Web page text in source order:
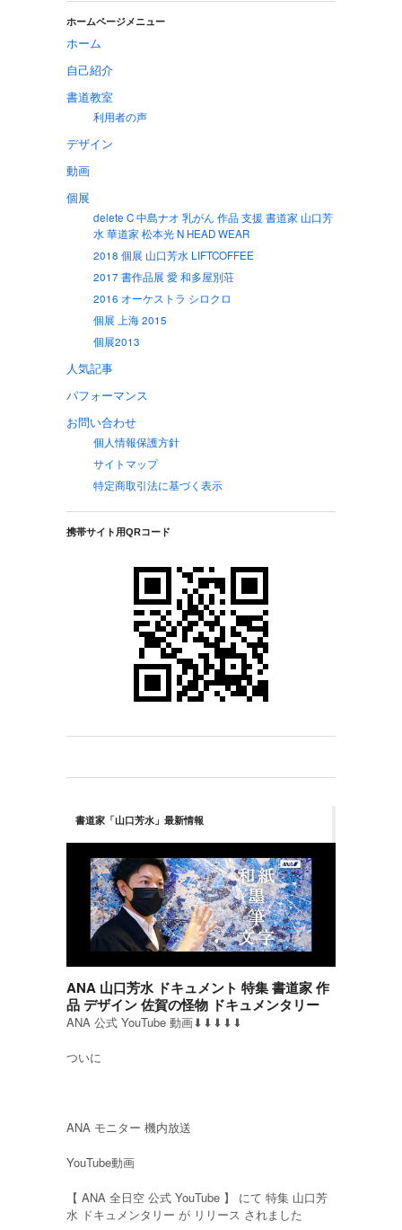
ホームページメニュー
ホーム
自己紹介
書道教室
利用者の声
デザイン
動画
個展
delete C 中島ナオ 乳がん 作品 支援 書道家 山口芳
水 華道家 松本光 N HEAD WEAR
2018 個展 山口芳水 LIFTCOFFEE
2017 書作品展 愛 和多屋別荘
2016 オーケストラ シロクロ
個展 上海 2015
個展2013
人気記事
パフォーマンス
お問い合わせ
個人情報保護方針
サイトマップ
特定商取引法に基づく表示
携帯サイト用QRコード
書道家「山口芳水」最新情報
ANA 山口芳水 ドキュメント 特集 書道家 作
品 デザイン 佐賀の怪物 ドキュメンタリー
ANA 公式 YouTube 動画⬇︎⬇︎⬇︎⬇︎⬇︎
ついに
ANA モニター 機内放送
YouTube動画
【 ANA 全日空 公式 YouTube 】 にて 特集 山口芳
水 ドキュメンタリー が リリース されました